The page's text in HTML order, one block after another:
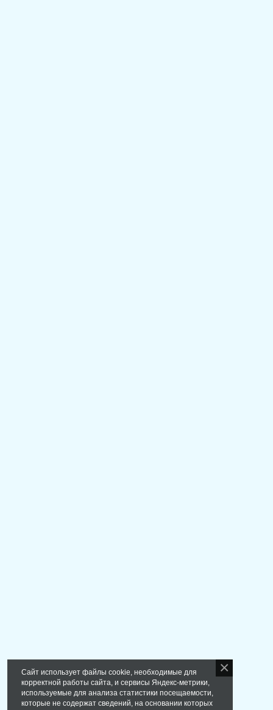
Сайт использует файлы cookie, необходимые для
корректной работы сайта, и сервисы Яндекс-метрики,
используемые для анализа статистики посещаемости,
которые не содержат сведений, на основании которых